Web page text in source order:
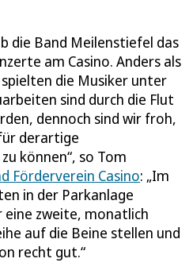
die Band Meilenstiefel das
am Casino. Anders als
die Musiker unter
sind durch die Flut
dennoch sind wir froh,
derartige
können“, so Tom
Förderverein Casino: „Im
in der Parkanlage
eine zweite, monatlich
auf die Beine stellen und
recht gut.“